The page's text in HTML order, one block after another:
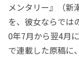
メンタリー』（新
を、彼女ならでは
0年7月から翌4月
で連載した原稿に